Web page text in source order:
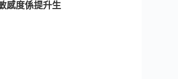
感度係提升生